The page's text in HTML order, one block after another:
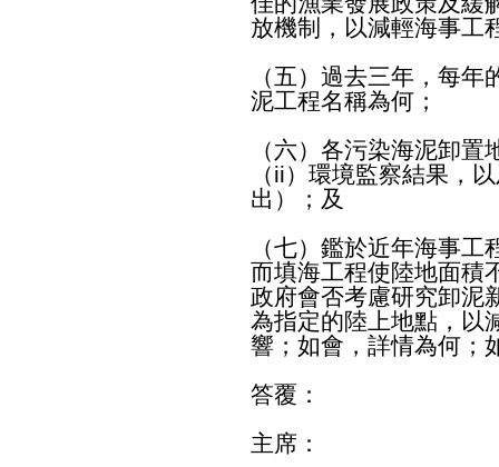
放機制，以減輕海事工
（五）過去三年，每
泥工程名稱為何；
（六）各污染海泥卸
（ii）環境監察結果，
出）；及
（七）鑑於近年海事
而填海工程使陸地面積
政府會否考慮研究卸泥
為指定的陸上地點，以
響；如會，詳情為何；
答覆：
主席：